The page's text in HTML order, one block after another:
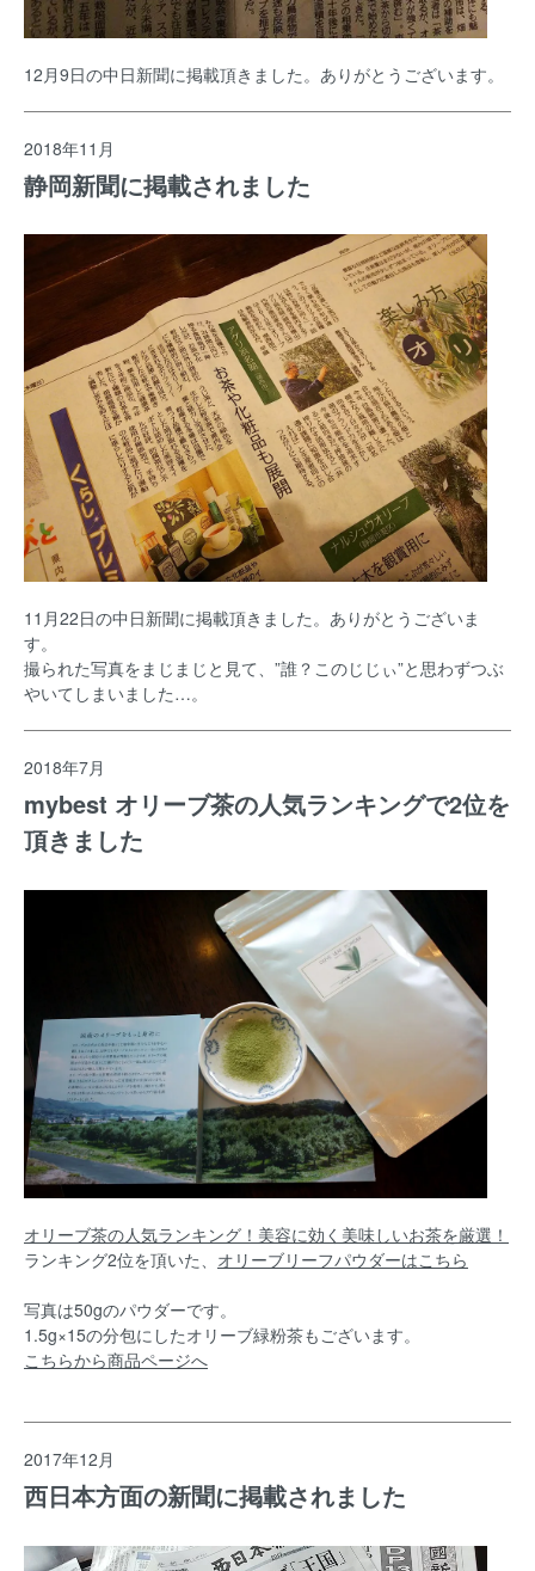
12月9日の中日新聞に掲載頂きました。ありがとうございます。
2018年11月
静岡新聞に掲載されました
11月22日の中日新聞に掲載頂きました。ありがとうございま
す。
撮られた写真をまじまじと見て、”誰？このじじぃ”と思わずつぶ
やいてしまいました…。
2018年7月
mybest オリーブ茶の人気ランキングで2位を
頂きました
オリーブ茶の人気ランキング！美容に効く美味しいお茶を厳選！
ランキング2位を頂いた、 オリーブリーフパウダーはこちら
写真は50gのパウダーです。
1.5g×15の分包にしたオリーブ緑粉茶もございます。
こちらから商品ページへ
2017年12月
西日本方面の新聞に掲載されました